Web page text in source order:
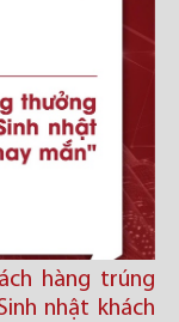
hàng trúng
nhật khách